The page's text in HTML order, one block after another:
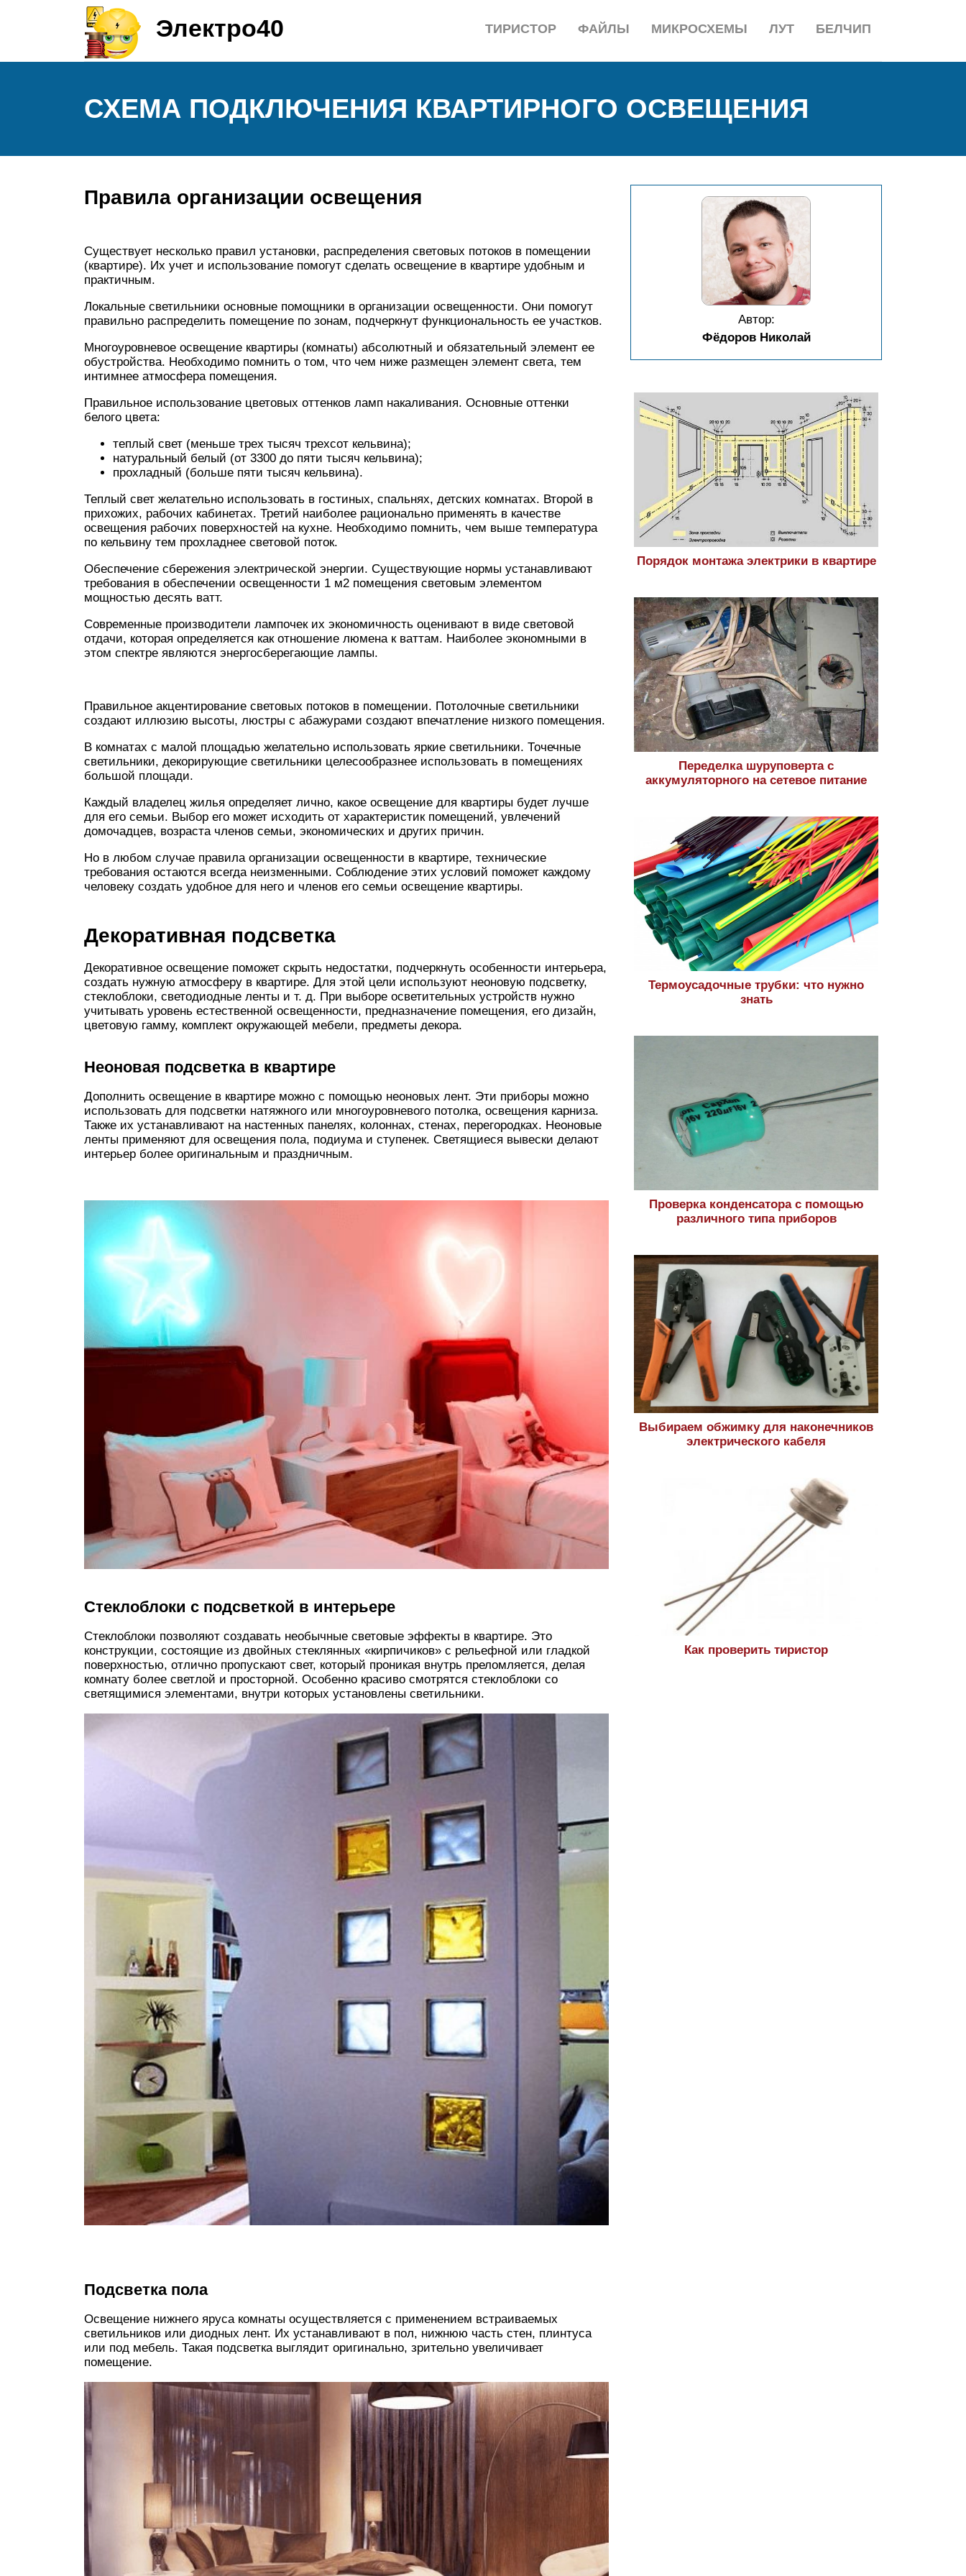
Электро40 БЕЛЧИП
ЛУТ
МИКРОСХЕМЫ
ФАЙЛЫ
ТИРИСТОР
СХЕМА ПОДКЛЮЧЕНИЯ КВАРТИРНОГО ОСВЕЩЕНИЯ
Правила организации освещения
Существует несколько правил установки, распределения световых потоков в помещении
(квартире). Их учет и использование помогут сделать освещение в квартире удобным и
практичным.
Локальные светильники основные помощники в организации освещенности. Они помогут
правильно распределить помещение по зонам, подчеркнут функциональность ее участков.
Многоуровневое освещение квартиры (комнаты) абсолютный и обязательный элемент ее
обустройства. Необходимо помнить о том, что чем ниже размещен элемент света, тем
интимнее атмосфера помещения.
Правильное использование цветовых оттенков ламп накаливания. Основные оттенки
белого цвета:
теплый свет (меньше трех тысяч трехсот кельвина);
натуральный белый (от 3300 до пяти тысяч кельвина);
прохладный (больше пяти тысяч кельвина).
Теплый свет желательно использовать в гостиных, спальнях, детских комнатах. Второй в
прихожих, рабочих кабинетах. Третий наиболее рационально применять в качестве
освещения рабочих поверхностей на кухне. Необходимо помнить, чем выше температура
по кельвину тем прохладнее световой поток.
Обеспечение сбережения электрической энергии. Существующие нормы устанавливают
требования в обеспечении освещенности 1 м2 помещения световым элементом
мощностью десять ватт.
Современные производители лампочек их экономичность оценивают в виде световой
отдачи, которая определяется как отношение люмена к ваттам. Наиболее экономными в
этом спектре являются энергосберегающие лампы.
Правильное акцентирование световых потоков в помещении. Потолочные светильники
создают иллюзию высоты, люстры с абажурами создают впечатление низкого помещения.
В комнатах с малой площадью желательно использовать яркие светильники. Точечные
светильники, декорирующие светильники целесообразнее использовать в помещениях
большой площади.
Каждый владелец жилья определяет лично, какое освещение для квартиры будет лучше
для его семьи. Выбор его может исходить от характеристик помещений, увлечений
домочадцев, возраста членов семьи, экономических и других причин.
Но в любом случае правила организации освещенности в квартире, технические
требования остаются всегда неизменными. Соблюдение этих условий поможет каждому
человеку создать удобное для него и членов его семьи освещение квартиры.
Декоративная подсветка
Декоративное освещение поможет скрыть недостатки, подчеркнуть особенности интерьера,
создать нужную атмосферу в квартире. Для этой цели используют неоновую подсветку,
стеклоблоки, светодиодные ленты и т. д. При выборе осветительных устройств нужно
учитывать уровень естественной освещенности, предназначение помещения, его дизайн,
цветовую гамму, комплект окружающей мебели, предметы декора.
Неоновая подсветка в квартире
Дополнить освещение в квартире можно с помощью неоновых лент. Эти приборы можно
использовать для подсветки натяжного или многоуровневого потолка, освещения карниза.
Также их устанавливают на настенных панелях, колоннах, стенах, перегородках. Неоновые
ленты применяют для освещения пола, подиума и ступенек. Светящиеся вывески делают
интерьер более оригинальным и праздничным.
Стеклоблоки с подсветкой в интерьере
Стеклоблоки позволяют создавать необычные световые эффекты в квартире. Это
конструкции, состоящие из двойных стеклянных «кирпичиков» с рельефной или гладкой
поверхностью, отлично пропускают свет, который проникая внутрь преломляется, делая
комнату более светлой и просторной. Особенно красиво смотрятся стеклоблоки со
светящимися элементами, внутри которых установлены светильники.
Подсветка пола
Освещение нижнего яруса комнаты осуществляется с применением встраиваемых
светильников или диодных лент. Их устанавливают в пол, нижнюю часть стен, плинтуса
или под мебель. Такая подсветка выглядит оригинально, зрительно увеличивает
помещение.
Автор:
Фёдоров Николай
Порядок монтажа электрики в квартире
Переделка шуруповерта с
аккумуляторного на сетевое питание
Термоусадочные трубки: что нужно
знать
Проверка конденсатора с помощью
различного типа приборов
Выбираем обжимку для наконечников
электрического кабеля
Как проверить тиристор